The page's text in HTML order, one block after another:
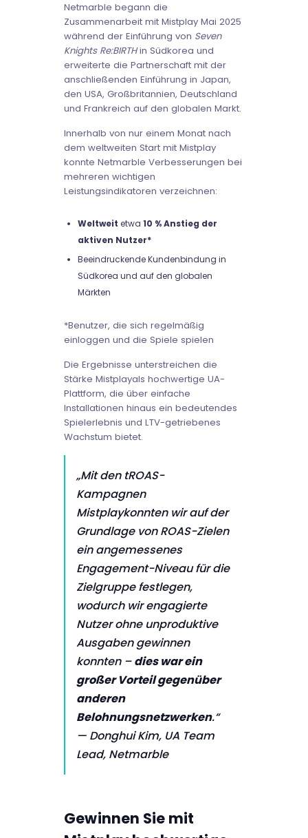
Netmarble begann die
Zusammenarbeit mit Mistplay Mai 2025
während der Einführung von Seven
Knights Re:BIRTHin Südkorea und
erweiterte die Partnerschaft mit der
anschließenden Einführung in Japan,
den USA, Großbritannien, Deutschland
und Frankreich auf den globalen Markt.
Innerhalb von nur einem Monat nach
dem weltweiten Start mit Mistplay
konnte Netmarble Verbesserungen bei
mehreren wichtigen
Leistungsindikatoren verzeichnen:
Weltweit etwa 10 % Anstieg der
aktiven Nutzer*
Beeindruckende Kundenbindung in
Südkorea und auf den globalen
Märkten
*Benutzer, die sich regelmäßig
einloggen und die Spiele spielen
Die Ergebnisse unterstreichen die
Stärke Mistplayals hochwertige UA-
Plattform, die über einfache
Installationen hinaus ein bedeutendes
Spielerlebnis und LTV-getriebenes
Wachstum bietet.
„Mit den tROAS-
Kampagnen
Mistplaykonnten wir auf der
Grundlage von ROAS-Zielen
ein angemessenes
Engagement-Niveau für die
Zielgruppe festlegen,
wodurch wir engagierte
Nutzer ohne unproduktive
Ausgaben gewinnen
konnten –dies war ein
großer Vorteil gegenüber
anderen
Belohnungsnetzwerken.“
— Donghui Kim, UA Team
Lead, Netmarble
Gewinnen Sie mit